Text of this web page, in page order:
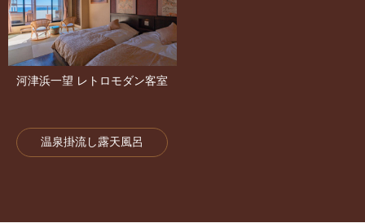
河津浜一望 レトロモダン客室
温泉掛流し露天風呂